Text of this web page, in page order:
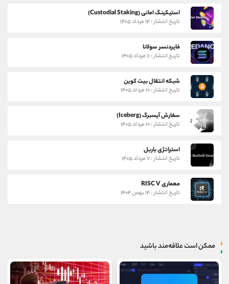
استیکینگ امانی (Custodial Staking)
تاریخ انتشار : ۱۴ مرداد ۱۴۰۵
فایردنسر سولانا
تاریخ انتشار : ۱۱ مرداد ۱۴۰۵
شبکه انتقال بیت کوین
تاریخ انتشار : ۱۰ مرداد ۱۴۰۵
سفارش آیسبرگ (Iceberg)
تاریخ انتشار : ۱۰ مرداد ۱۴۰۵
استراتژی باربل
تاریخ انتشار : ۷ مرداد ۱۴۰۵
معماری RISC V
تاریخ انتشار : ۱۴ بهمن ۱۴۰۴
ممکن است علاقه‌مند باشید